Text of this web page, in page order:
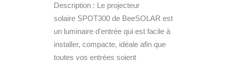
Description : Le projecteur
solaire SPOT300 de BeeSOLAR est
un luminaire d'entrée qui est facile à
installer, compacte, idéale afin que
toutes vos entrées soient